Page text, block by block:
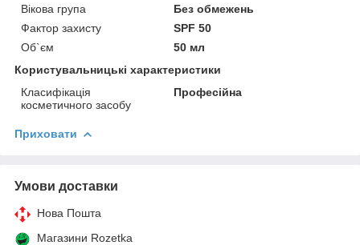
Вікова група
Без обмежень
Фактор захисту
SPF 50
Об`єм
50 мл
Користувальницькі характеристики
Класифікація
косметичного засобу
Професійна
Приховати
Умови доставки
Нова Пошта
Магазини Rozetka